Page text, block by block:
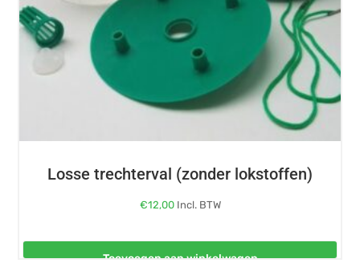
Losse trechterval (zonder lokstoffen)
€12,00 Incl. BTW
Toevoegen aan winkelwagen